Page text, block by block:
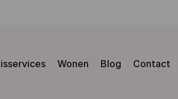
Wonen Blog Contact